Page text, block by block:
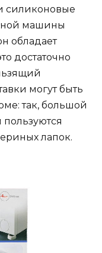
силиконовые
машины
обладает
достаточно
могут быть
так, большой
лапок.